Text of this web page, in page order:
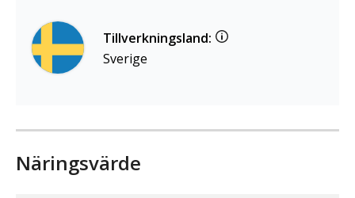
Tillverkningsland:
Sverige
Näringsvärde